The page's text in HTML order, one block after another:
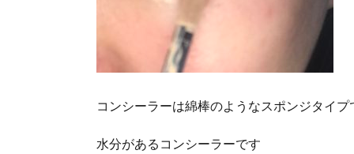
コンシーラーは綿棒のようなスポンジタイプ
水分があるコンシーラーです